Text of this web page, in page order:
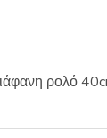
ρολό